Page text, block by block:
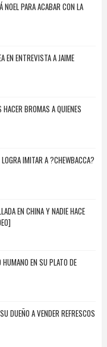
NOEL PARA ACABAR CON LA
EN ENTREVISTA A JAIME
BROMAS A QUIENES
IMITAR A ?CHEWBACCA?
EN CHINA Y NADIE HACE
HUMANO EN SU PLATO DE
DUEÑO A VENDER REFRESCOS